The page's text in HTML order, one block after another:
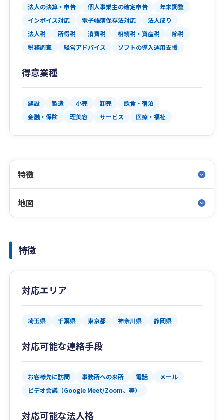
法人の決算・申告 個人事業主の確定申告
年末調整
インボイス対応
電子帳簿保存法対応
法人成り
法人税
所得税 消費税 相続税・資産税
節税
税務調査
経営アドバイス ソフトの導入運用支援
得意業種
建設 製造 小売 卸売
飲食・宿泊
金融・保険
理美容 サービス 医療・福祉
特徴
地図
特徴
対応エリア
埼玉県 千葉県 東京都 神奈川県 静岡県
対応可能な連絡手段
お客様先に訪問 事務所への来所 電話
メール
ビデオ会議（Google Meet/Zoom、等）
対応可能な法人格